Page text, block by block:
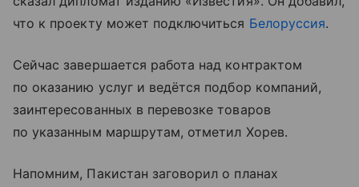
что к проекту может подключиться Белоруссия.
Сейчас завершается работа над контрактом
по оказанию услуг и ведётся подбор компаний,
заинтересованных в перевозке товаров
по указанным маршрутам, отметил Хорев.
Напомним, Пакистан заговорил о планах